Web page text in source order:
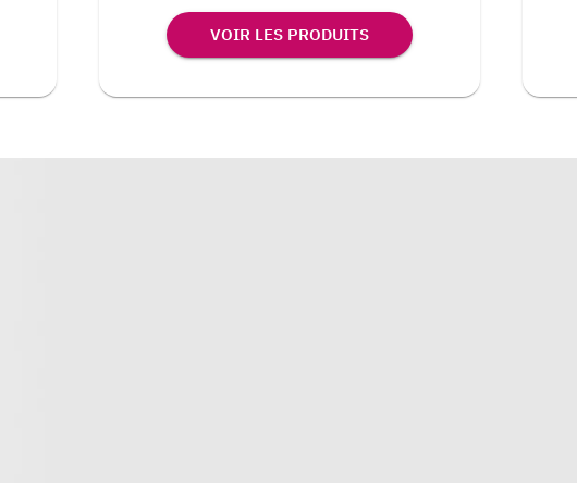
VOIR LES PRODUITS